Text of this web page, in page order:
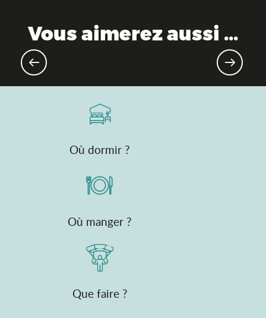
Vous aimerez aussi ...
Où dormir ?
Où manger ?
Que faire ?